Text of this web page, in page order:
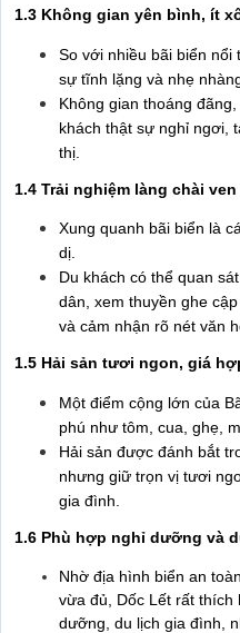
1.3 Không gian yên bình, ít
So với nhiều bãi biển
sự tĩnh lặng và nhẹ
Không gian thoáng
khách thật sự nghỉ ngơi,
thị.
1.4 Trải nghiệm làng chài
Xung quanh bãi biển là
dị.
Du khách có thể quan
dân, xem thuyền ghe
và cảm nhận rõ nét văn
1.5 Hải sản tươi ngon, giá
Một điểm cộng lớn của
phú như tôm, cua, ghẹ,
Hải sản được đánh bắt
nhưng giữ trọn vị tươi
gia đình.
1.6 Phù hợp nghỉ dưỡng và
Nhờ địa hình biển an
vừa đủ, Dốc Lết rất thích
dưỡng, du lịch gia đình,